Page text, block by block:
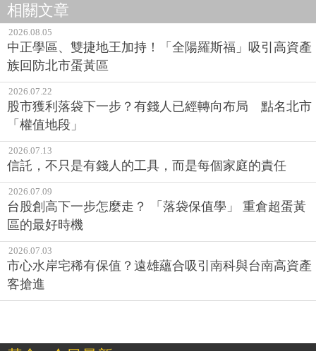
相關文章
2026.08.05
中正學區、雙捷地王加持！「全陽羅斯福」吸引高資產
族回防北市蛋黃區
2026.07.22
股市獲利落袋下一步？有錢人已經轉向布局 點名北市
「權值地段」
2026.07.13
信託，不只是有錢人的工具，而是每個家庭的責任
2026.07.09
台股創高下一步怎麼走？ 「落袋保值學」 重倉超蛋黃
區的最好時機
2026.07.03
市心水岸宅稀有保值？遠雄蘊合吸引南科與台南高資產
客搶進